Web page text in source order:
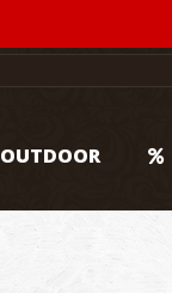
OUTDOOR